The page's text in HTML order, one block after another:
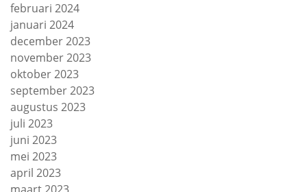
februari 2024
januari 2024
december 2023
november 2023
oktober 2023
september 2023
augustus 2023
juli 2023
juni 2023
mei 2023
april 2023